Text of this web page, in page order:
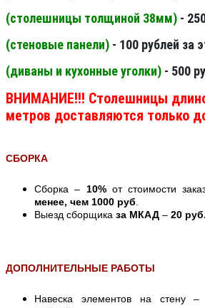
(столешницы толщиной 38мм) -
(стеновые панели) - 100 рублей за
(диваны и кухонные уголки) - 500
ВНИМАНИЕ!!! Столешницы
метров доставляются только
СБОРКА
Сборка – 10%от стоимости
менее, чем 1000 руб
Выезд сборщика за МКАД – 20
ДОПОЛНИТЕЛЬНЫЕ РАБОТЫ
Навеска элементов на стену